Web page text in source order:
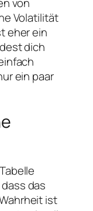
Volatilität
eher ein
dich
ein paar
das
ist